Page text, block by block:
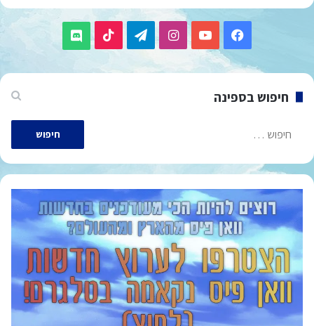
Facebook
YouTube
Instagram
Telegram
TikTok
Discord
חיפוש בספינה
חיפוש: